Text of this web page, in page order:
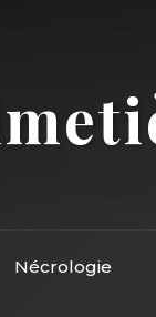
Nécrologie